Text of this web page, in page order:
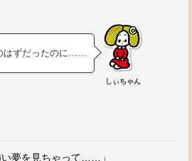
はずだったのに……
しぃちゃん
夢を見ちゃって……」